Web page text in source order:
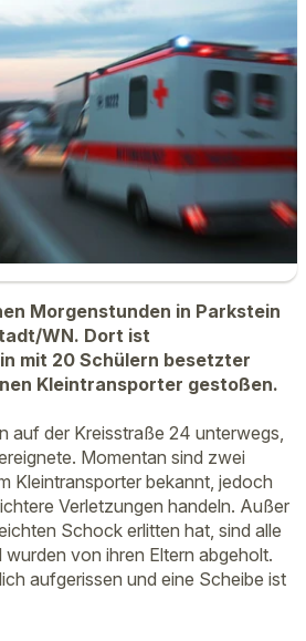
Morgenstunden in Parkstein
WN. Dort ist
mit 20 Schülern besetzter
Kleintransporter gestoßen.
auf der Kreisstraße 24 unterwegs,
Momentan sind zwei
Kleintransporter bekannt, jedoch
Verletzungen handeln. Außer
Schock erlitten hat, sind alle
von ihren Eltern abgeholt.
aufgerissen und eine Scheibe ist